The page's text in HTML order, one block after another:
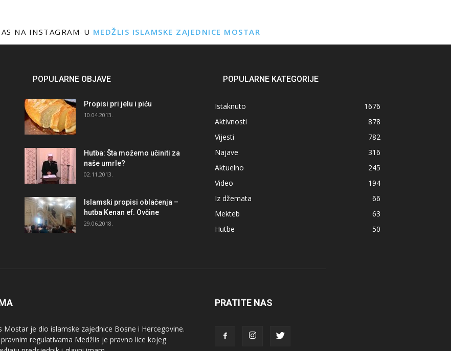
NA INSTAGRAM-U MEDŽLIS ISLAMSKE ZAJEDNICE MOSTAR
POPULARNE OBJAVE
Propisi pri jelu i piću
10.04.2013.
Hutba: Šta možemo učiniti za
naše umrle?
02.11.2013.
Islamski propisi oblačenja –
hutba Kenan ef. Ovčine
29.06.2018.
POPULARNE KATEGORIJE
Istaknuto
1676
Aktivnosti
878
Vijesti
782
Najave
316
Aktuelno
245
Video
194
Iz džemata
66
Mekteb
63
Hutbe
50
Mostar je dio islamske zajednice Bosne i Hercegovine.
regulativama Medžlis je pravno lice kojeg
PRATITE NAS